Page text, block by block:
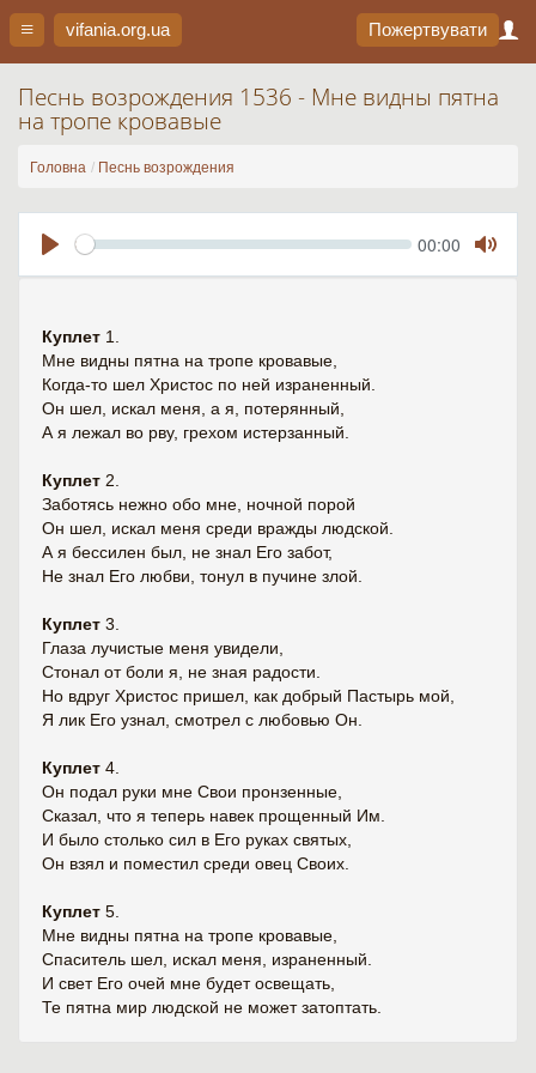
vifania.org.ua Пожертвувати
Песнь возрождения 1536 - Мне видны пятна
на тропе кровавые
Головна Песнь возрождения
Seek Current
00:00
Mute
Куплет 1.
Мне видны пятна на тропе кровавые,
Когда-то шел Христос по ней израненный.
Он шел, искал меня, а я, потерянный,
А я лежал во рву, грехом истерзанный.
Куплет 2.
Заботясь нежно обо мне, ночной порой
Он шел, искал меня среди вражды людской.
А я бессилен был, не знал Его забот,
Не знал Его любви, тонул в пучине злой.
Куплет 3.
Глаза лучистые меня увидели,
Стонал от боли я, не зная радости.
Но вдруг Христос пришел, как добрый Пастырь мой,
Я лик Его узнал, смотрел с любовью Он.
Куплет 4.
Он подал руки мне Свои пронзенные,
Сказал, что я теперь навек прощенный Им.
И было столько сил в Его руках святых,
Он взял и поместил среди овец Своих.
Куплет 5.
Мне видны пятна на тропе кровавые,
Спаситель шел, искал меня, израненный.
И свет Его очей мне будет освещать,
Те пятна мир людской не может затоптать.